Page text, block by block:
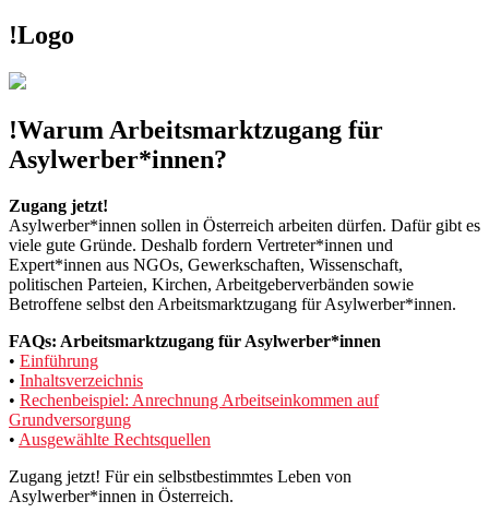
!Logo
!Warum Arbeitsmarktzugang für
Asylwerber*innen?
Zugang jetzt!
Asylwerber*innen sollen in Österreich arbeiten dürfen. Dafür gibt es
viele gute Gründe. Deshalb fordern Vertreter*innen und
Expert*innen aus NGOs, Gewerkschaften, Wissenschaft,
politischen Parteien, Kirchen, Arbeitgeberverbänden sowie
Betroffene selbst den Arbeitsmarktzugang für Asylwerber*innen.
FAQs: Arbeitsmarktzugang für Asylwerber*innen
• Einführung
• Inhaltsverzeichnis
• Rechenbeispiel: Anrechnung Arbeitseinkommen auf
Grundversorgung
• Ausgewählte Rechtsquellen
Zugang jetzt! Für ein selbstbestimmtes Leben von
Asylwerber*innen in Österreich.